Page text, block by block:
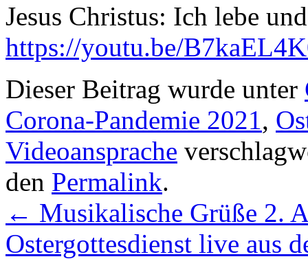
Jesus Christus: Ich lebe
https://youtu.be/
Dieser Beitrag wurde unter
Corona-Pandemie 2021,
Videoansprache
den Permalink.
← Musikalische Grüße 2.
Ostergottesdienst live aus